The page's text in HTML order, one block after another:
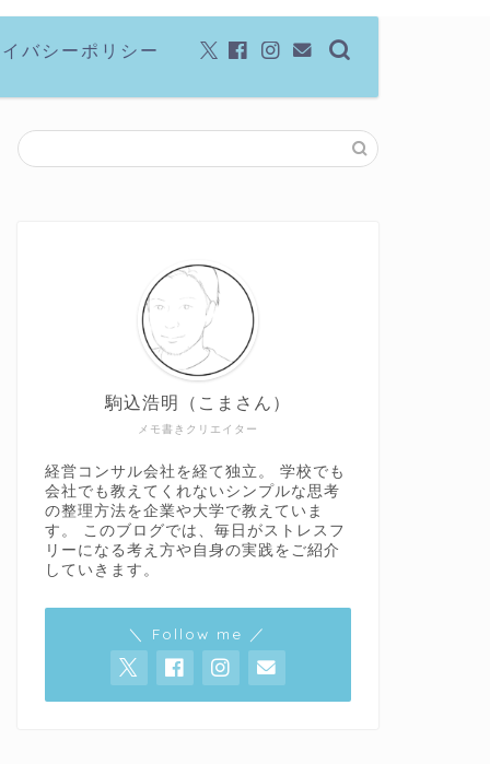
バシーポリシー
メモ書きクリエイター
駒込浩明（こまさん）
経営コンサル会社を経て独立。 学校でも
会社でも教えてくれないシンプルな思考
の整理方法を企業や大学で教えていま
す。 このブログでは、毎日がストレスフ
リーになる考え方や自身の実践をご紹介
していきます。
＼ Follow me ／